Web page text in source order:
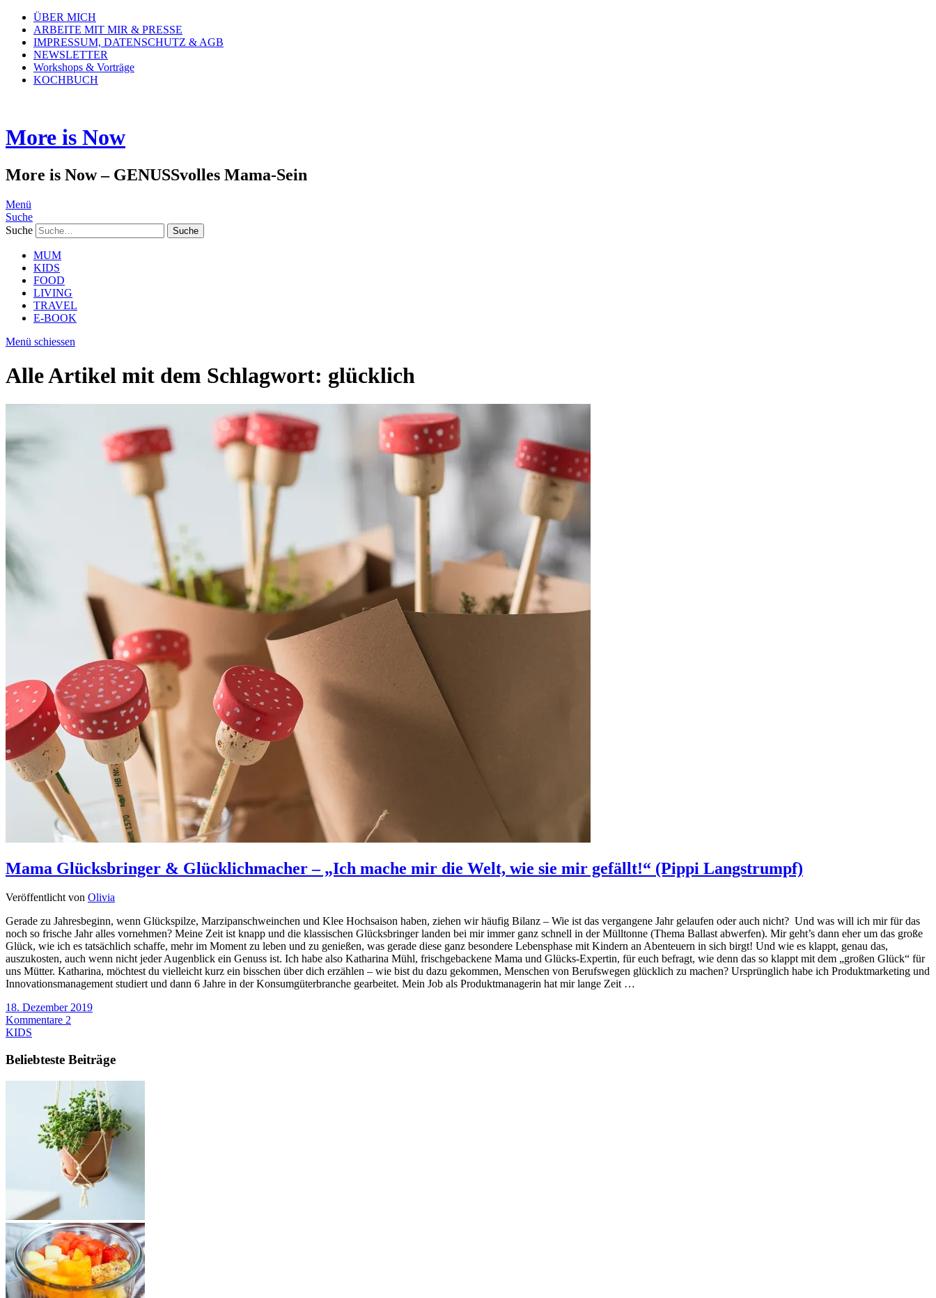
ÜBER MICH
ARBEITE MIT MIR & PRESSE
IMPRESSUM, DATENSCHUTZ & AGB
NEWSLETTER
Workshops & Vorträge
KOCHBUCH
More is Now
More is Now – GENUSSvolles Mama-Sein
Menü
Suche
Suche
MUM
KIDS
FOOD
LIVING
TRAVEL
E-BOOK
Menü schiessen
Alle Artikel mit dem Schlagwort: glücklich
Mama Glücksbringer & Glücklichmacher – „Ich mache mir die Welt, wie sie mir gefällt!“ (Pippi Langstrumpf)
Veröffentlicht von Olivia
Gerade zu Jahresbeginn, wenn Glückspilze, Marzipanschweinchen und Klee Hochsaison haben, ziehen wir häufig Bilanz – Wie ist das vergangene Jahr gelaufen oder auch nicht? Und was will ich mir für das
noch so frische Jahr alles vornehmen? Meine Zeit ist knapp und die klassischen Glücksbringer landen bei mir immer ganz schnell in der Mülltonne (Thema Ballast abwerfen). Mir geht’s dann eher um das große
Glück, wie ich es tatsächlich schaffe, mehr im Moment zu leben und zu genießen, was gerade diese ganz besondere Lebensphase mit Kindern an Abenteuern in sich birgt! Und wie es klappt, genau das,
auszukosten, auch wenn nicht jeder Augenblick ein Genuss ist. Ich habe also Katharina Mühl, frischgebackene Mama und Glücks-Expertin, für euch befragt, wie denn das so klappt mit dem „großen Glück“ für
uns Mütter. Katharina, möchtest du vielleicht kurz ein bisschen über dich erzählen – wie bist du dazu gekommen, Menschen von Berufswegen glücklich zu machen? Ursprünglich habe ich Produktmarketing und
Innovationsmanagement studiert und dann 6 Jahre in der Konsumgüterbranche gearbeitet. Mein Job als Produktmanagerin hat mir lange Zeit …
18. Dezember 2019
Kommentare 2
KIDS
Beliebteste Beiträge